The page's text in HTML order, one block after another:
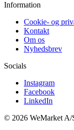
Information
Cookie- og
Kontakt
Om os
Nyhedsbrev
Socials
Instagram
Facebook
LinkedIn
© 2026 WeMarket A/